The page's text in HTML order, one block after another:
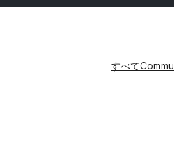
すべて